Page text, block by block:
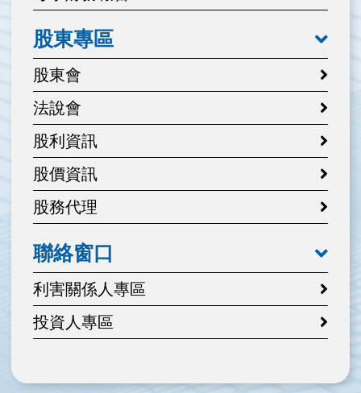
股東專區
股東會
法說會
股利資訊
股價資訊
股務代理
聯絡窗口
利害關係人專區
投資人專區